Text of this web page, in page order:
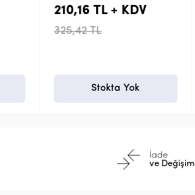
520,32 TL + KDV
805,66 TL
Stokta Yok
İade
ve Değişim